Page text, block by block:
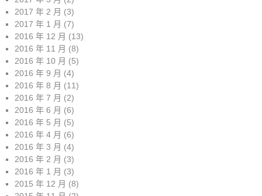
2017 年 2 月 (3)
2017 年 1 月 (7)
2016 年 12 月 (13)
2016 年 11 月 (8)
2016 年 10 月 (5)
2016 年 9 月 (4)
2016 年 8 月 (11)
2016 年 7 月 (2)
2016 年 6 月 (6)
2016 年 5 月 (5)
2016 年 4 月 (6)
2016 年 3 月 (4)
2016 年 2 月 (3)
2016 年 1 月 (3)
2015 年 12 月 (8)